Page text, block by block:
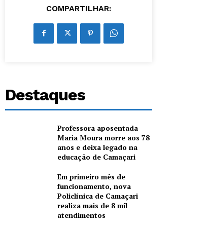
COMPARTILHAR:
Destaques
Professora aposentada
Maria Moura morre aos 78
anos e deixa legado na
educação de Camaçari
Em primeiro mês de
funcionamento, nova
Policlínica de Camaçari
realiza mais de 8 mil
atendimentos